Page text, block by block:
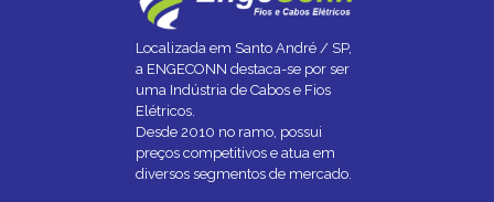
Localizada em Santo André / SP,
a ENGECONN destaca-se por ser
uma Indústria de Cabos e Fios
Elétricos.
Desde 2010 no ramo, possui
preços competitivos e atua em
diversos segmentos de mercado.